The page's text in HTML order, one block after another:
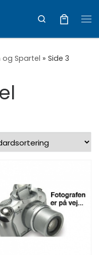
Search
og Spartel » Side 3